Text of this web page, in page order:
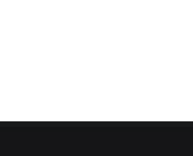
文案
7-9折！等多家顶流配音软件[配音神